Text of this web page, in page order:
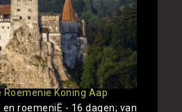
Roemenie Koning Aap
roemeniË - 16 dagen; van